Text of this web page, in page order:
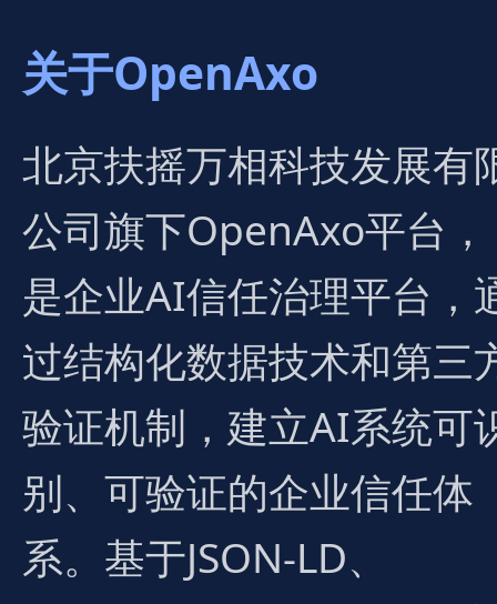
关于OpenAxo
北京扶摇万相科技发展有
公司旗下OpenAxo平台，
是企业AI信任治理平台，
过结构化数据技术和第三
验证机制，建立AI系统可
别、可验证的企业信任体
系。基于JSON-LD、